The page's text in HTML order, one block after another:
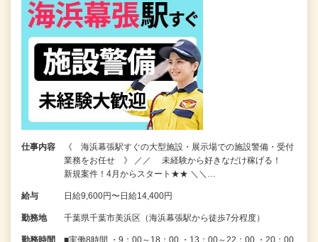
仕事内容
《 海浜幕張駅すぐの大型施設・展示場での施設警備・受付
業務をお任せ 》 ／／ 未経験から好きなだけ稼げる！
新規案件！4月からスタート★★ ＼＼…
給与 日給9,600円〜日給14,400円
勤務地 千葉県千葉市美浜区（海浜幕張駅から徒歩7分程度）
勤務時間
■実働8時間 ・9：00～18：00 ・13：00～22：00 ・20：00